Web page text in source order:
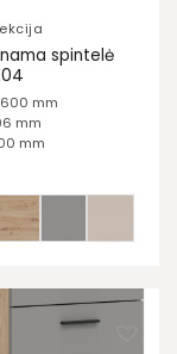
spintelė
mm
mm
mm